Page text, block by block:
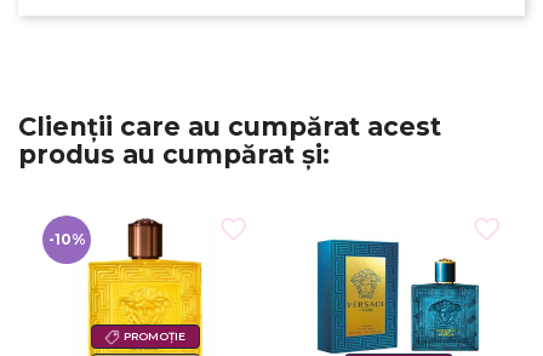
Clienții care au cumpărat acest
produs au cumpărat și:
PROMOȚIE
-10%